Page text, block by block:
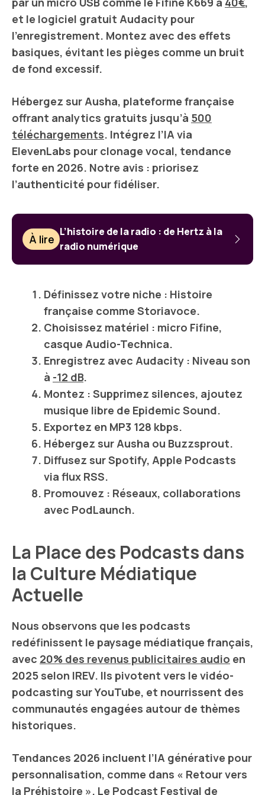
et le logiciel gratuit Audacity pour
l’enregistrement. Montez avec des effets
basiques, évitant les pièges comme un bruit
de fond excessif.
Hébergez sur Ausha, plateforme française
offrant analytics gratuits jusqu’à 500
téléchargements. Intégrez l’IA via
ElevenLabs pour clonage vocal, tendance
forte en 2026. Notre avis : priorisez
l’authenticité pour fidéliser.
À lire
L’histoire de la radio : de Hertz à la
radio numérique
Définissez votre niche : Histoire
française comme Storiavoce.
Choisissez matériel : micro Fifine,
casque Audio-Technica.
Enregistrez avec Audacity : Niveau son
à -12 dB.
Montez : Supprimez silences, ajoutez
musique libre de Epidemic Sound.
Exportez en MP3 128 kbps.
Hébergez sur Ausha ou Buzzsprout.
Diffusez surSpotify, Apple Podcasts
via flux RSS.
Promouvez : Réseaux, collaborations
avec PodLaunch.
La Place des Podcasts dans
la Culture Médiatique
Actuelle
Nous observons que les podcasts
redéfinissent le paysage médiatique français,
avec 20% des revenus publicitaires audio en
2025 selon IREV. Ils pivotent vers le vidéo-
podcasting surYouTube, et nourrissent des
communautés engagées autour de thèmes
historiques.
Tendances 2026 incluent l’IA générative pour
personnalisation, comme dans « Retour vers
la Préhistoire ». Le Podcast Festival de